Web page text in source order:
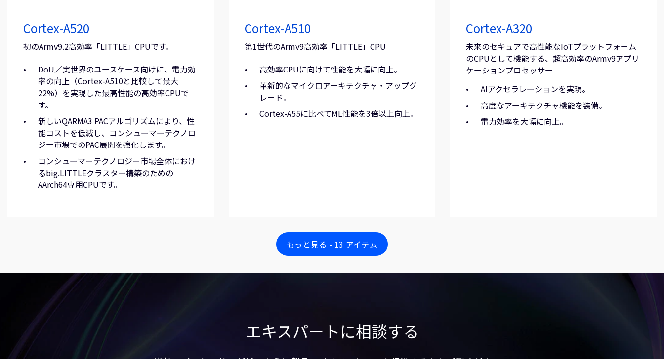
Cortex-A520
初のArmv9.2高効率「LITTLE」CPUです。
DoU／実世界のユースケース向けに、電力効
率の向上（Cortex-A510と比較して最大
22%）を実現した最高性能の高効率CPUで
す。
新しいQARMA3 PACアルゴリズムにより、性
能コストを低減し、コンシューマーテクノロ
ジー市場でのPAC展開を強化します。
コンシューマーテクノロジー市場全体におけ
るbig.LITTLEクラスター構築のための
AArch64専用CPUです。
Cortex-A510
第1世代のArmv9高効率「LITTLE」CPU
高効率CPUに向けて性能を大幅に向上。
革新的なマイクロアーキテクチャ・アップグ
レード。
Cortex-A55に比べてML性能を3倍以上向上。
Cortex-A320
未来のセキュアで高性能なIoTプラットフォーム
のCPUとして機能する、超高効率のArmv9アプリ
ケーションプロセッサー
AIアクセラレーションを実現。
高度なアーキテクチャ機能を装備。
電力効率を大幅に向上。
もっと見る - 13 アイテム
エキスパートに相談する